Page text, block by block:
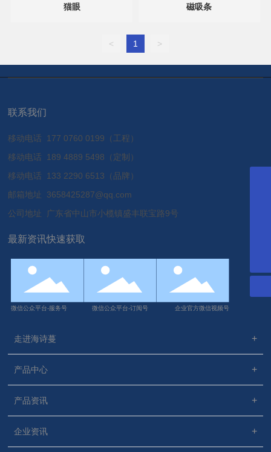
猫眼 磁吸条
< 1 >
18948895498
联系我们
移动电话 177 0760 0199（工程）
移动电话 189 4889 5498（定制）
移动电话 133 2290 6513（品牌）
邮箱地址 3658425287@qq.com
公司地址 广东省中山市小榄镇盛丰联宝路9号
最新资讯快速获取
微信公众平台-服务号 微信公众平台-订阅号 企业官方微信视频号
走进海诗蔓
产品中心
产品资讯
企业资讯